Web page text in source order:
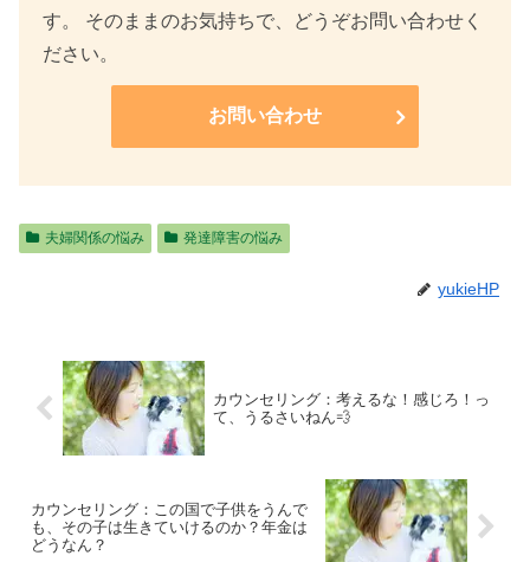
す。 そのままのお気持ちで、どうぞお問い合わせく
ださい。
お問い合わせ
夫婦関係の悩み 発達障害の悩み
yukieHP
カウンセリング：考えるな！感じろ！っ
て、うるさいねん💨
カウンセリング：この国で子供をうんで
も、その子は生きていけるのか？年金は
どうなん？